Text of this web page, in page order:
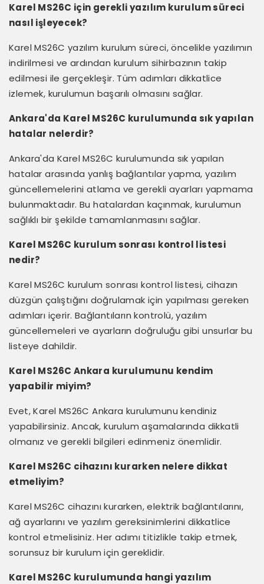
Karel MS26C için gerekli yazılım kurulum süreci
nasıl işleyecek?
Karel MS26C yazılım kurulum süreci, öncelikle yazılımın
indirilmesi ve ardından kurulum sihirbazının takip
edilmesi ile gerçekleşir. Tüm adımları dikkatlice
izlemek, kurulumun başarılı olmasını sağlar.
Ankara'da Karel MS26C kurulumunda sık yapılan
hatalar nelerdir?
Ankara'da Karel MS26C kurulumunda sık yapılan
hatalar arasında yanlış bağlantılar yapma, yazılım
güncellemelerini atlama ve gerekli ayarları yapmama
bulunmaktadır. Bu hatalardan kaçınmak, kurulumun
sağlıklı bir şekilde tamamlanmasını sağlar.
Karel MS26C kurulum sonrası kontrol listesi
nedir?
Karel MS26C kurulum sonrası kontrol listesi, cihazın
düzgün çalıştığını doğrulamak için yapılması gereken
adımları içerir. Bağlantıların kontrolü, yazılım
güncellemeleri ve ayarların doğruluğu gibi unsurlar bu
listeye dahildir.
Karel MS26C Ankara kurulumunu kendim
yapabilir miyim?
Evet, Karel MS26C Ankara kurulumunu kendiniz
yapabilirsiniz. Ancak, kurulum aşamalarında dikkatli
olmanız ve gerekli bilgileri edinmeniz önemlidir.
Karel MS26C cihazını kurarken nelere dikkat
etmeliyim?
Karel MS26C cihazını kurarken, elektrik bağlantılarını,
ağ ayarlarını ve yazılım gereksinimlerini dikkatlice
kontrol etmelisiniz. Her adımı titizlikle takip etmek,
sorunsuz bir kurulum için gereklidir.
Karel MS26C kurulumunda hangi yazılım